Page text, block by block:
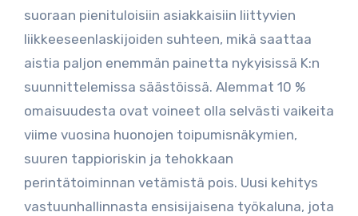
suoraan pienituloisiin asiakkaisiin liittyvien
liikkeeseenlaskijoiden suhteen, mikä saattaa
aistia paljon enemmän painetta nykyisissä K:n
suunnittelemissa säästöissä. Alemmat 10 %
omaisuudesta ovat voineet olla selvästi vaikeita
viime vuosina huonojen toipumisnäkymien,
suuren tappioriskin ja tehokkaan
perintätoiminnan vetämistä pois. Uusi kehitys
vastuunhallinnasta ensisijaisena työkaluna, jota